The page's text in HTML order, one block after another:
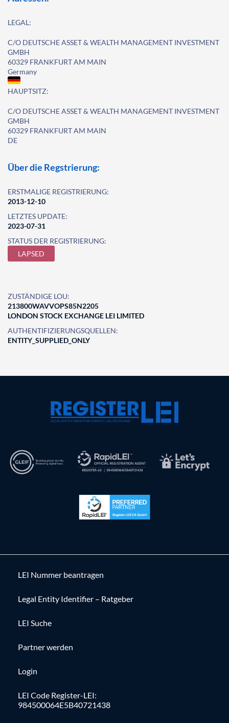
LEGAL:
C/O DEUTSCHE ASSET & WEALTH MANAGEMENT INVESTMENT
GMBH
60329 FRANKFURT AM MAIN
Germany
HAUPTSITZ:
C/O DEUTSCHE ASSET & WEALTH MANAGEMENT INVESTMENT
GMBH
60329 FRANKFURT AM MAIN
DE
Über die Regstrierung:
ERSTMALIGE REGISTRIERUNG:
2013-12-10
LETZTES UPDATE:
2023-07-31
STATUS DER REGISTRIERUNG:
LAPSED
ZUSTÄNDIGE LOU:
213800WAVVOPS85N2205
LONDON STOCK EXCHANGE LEI LIMITED
AUTHENTIFIZIERUNGSQUELLEN:
ENTITY_SUPPLIED_ONLY
LEI Nummer beantragen
Legal Entity Identifier – Ratgeber
LEI Suche
Partner werden
Login
LEI Code Register-LEI:
984500064E5B40721438